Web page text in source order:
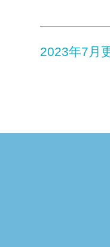
2023年7月